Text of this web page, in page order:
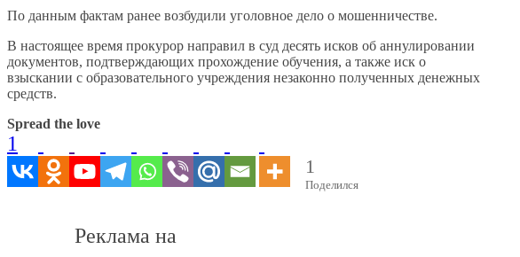
По данным фактам ранее возбудили уголовное дело о мошенничестве.
В настоящее время прокурор направил в суд десять исков об аннулировании
документов, подтверждающих прохождение обучения, а также иск о
взыскании с образовательного учреждения незаконно полученных денежных
средств.
Spread the love
1
1
Поделился
Реклама на